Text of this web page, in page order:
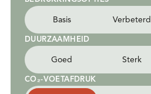
Basis Verbeterd
DUURZAAMHEID
Goed Sterk
CO₂-VOETAFDRUK